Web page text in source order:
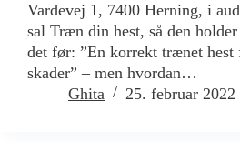
Vardevej 1, 7400 Herning, i
sal Træn din hest, så den
det før: ”En korrekt trænet
skader” – men hvordan…
Ghita
25. februar 2022